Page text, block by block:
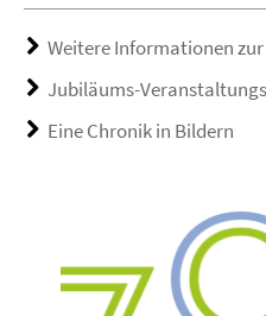
Weitere Informationen
Jubiläums-
Eine Chronik in Bildern